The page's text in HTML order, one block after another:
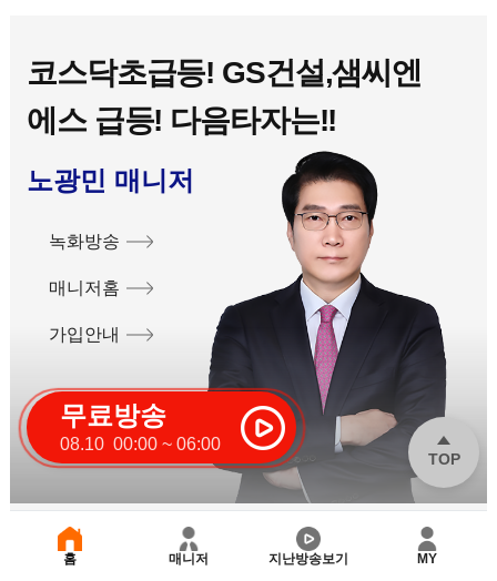
코스닥초급등! GS건설,샘씨엔
에스 급등! 다음타자는!!
노광민 매니저
녹화방송
매니저홈
가입안내
무료방송
08.10 00:00 ~ 06:00
sk하이닉스 대박행진 ~ 차기
TOP
홈 매니저 지난방송보기 MY